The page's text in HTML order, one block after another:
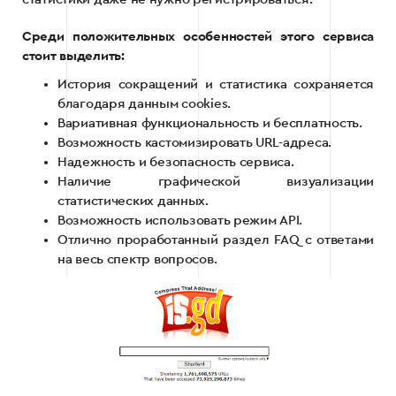
Среди положительных особенностей этого сервиса
стоит выделить:
История сокращений и статистика сохраняется
благодаря данным cookies.
Вариативная функциональность и бесплатность.
Возможность кастомизировать URL-адреса.
Надежность и безопасность сервиса.
Наличие графической визуализации
статистических данных.
Возможность использовать режим API.
Отлично проработанный раздел FAQ с ответами
на весь спектр вопросов.